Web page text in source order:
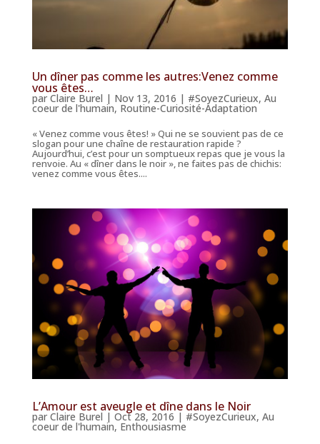
Un dîner pas comme les autres:Venez comme
vous êtes…
par Claire Burel | Nov 13, 2016 | #SoyezCurieux, Au
coeur de l'humain, Routine-Curiosité-Adaptation
« Venez comme vous êtes! » Qui ne se souvient pas de ce
slogan pour une chaîne de restauration rapide ?
Aujourd’hui, c’est pour un somptueux repas que je vous la
renvoie. Au « dîner dans le noir », ne faites pas de chichis:
venez comme vous êtes....
L’Amour est aveugle et dîne dans le Noir
par Claire Burel | Oct 28, 2016 | #SoyezCurieux, Au
coeur de l'humain, Enthousiasme